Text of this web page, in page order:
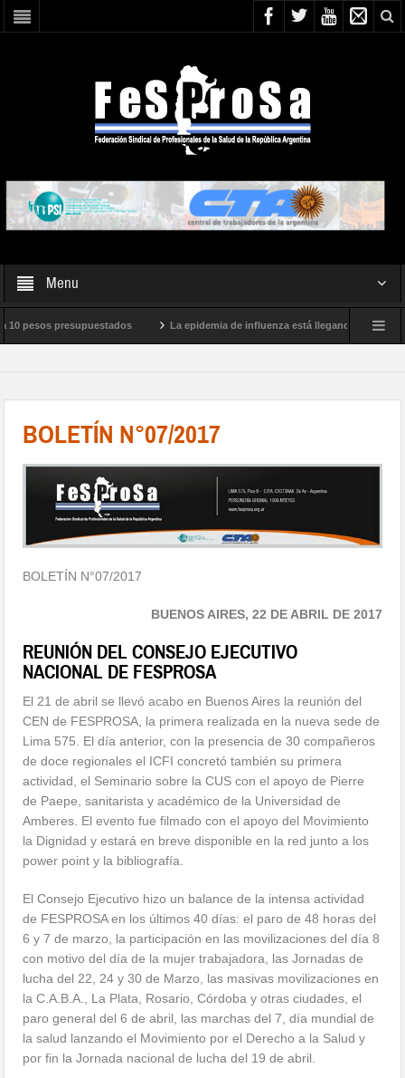
Menu
La epidemia de influenza está llegando a su clímax y el Ministerio de
BOLETÍN N°07/2017
BOLETÍN N°07/2017
BUENOS AIRES, 22 DE ABRIL DE 2017
REUNIÓN DEL CONSEJO EJECUTIVO
NACIONAL DE FESPROSA
El 21 de abril se llevó acabo en Buenos Aires la reunión del
CEN de FESPROSA, la primera realizada en la nueva sede de
Lima 575. El día anterior, con la presencia de 30 compañeros
de doce regionales el ICFI concretó también su primera
actividad, el Seminario sobre la CUS con el apoyo de Pierre
de Paepe, sanitarista y académico de la Universidad de
Amberes. El evento fue filmado con el apoyo del Movimiento
la Dignidad y estará en breve disponible en la red junto a los
power point y la bibliografía.
El Consejo Ejecutivo hizo un balance de la intensa actividad
de FESPROSA en los últimos 40 días: el paro de 48 horas del
6 y 7 de marzo, la participación en las movilizaciones del día 8
con motivo del día de la mujer trabajadora, las Jornadas de
lucha del 22, 24 y 30 de Marzo, las masivas movilizaciones en
la C.A.B.A., La Plata, Rosario, Córdoba y otras ciudades, el
paro general del 6 de abril, las marchas del 7, día mundial de
la salud lanzando el Movimiento por el Derecho a la Salud y
por fin la Jornada nacional de lucha del 19 de abril.